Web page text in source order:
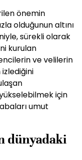
önemin
olduğunun altını
sürekli olarak
kurulan
ve velilerin
izlediğini
için
umut
dünyadaki